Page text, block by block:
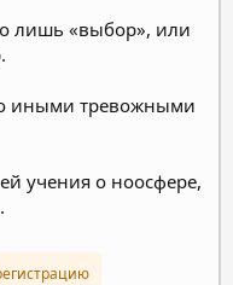
лишь «выбор», или
иными тревожными
учения о ноосфере,